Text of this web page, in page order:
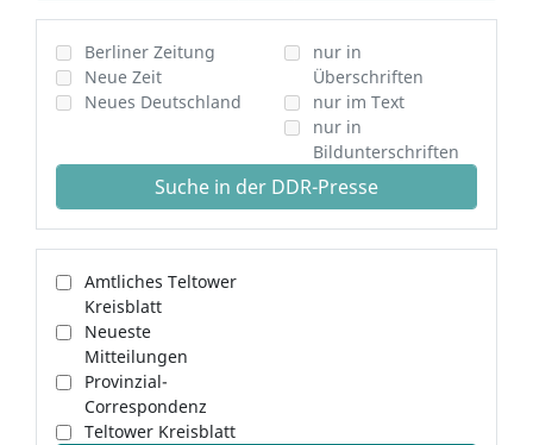
Berliner Zeitung
Neue Zeit
Neues Deutschland
nur in
Überschriften
nur im Text
nur in
Bildunterschriften
Suche in der DDR-Presse
Amtliches Teltower
Kreisblatt
Neueste
Mitteilungen
Provinzial-
Correspondenz
Teltower Kreisblatt